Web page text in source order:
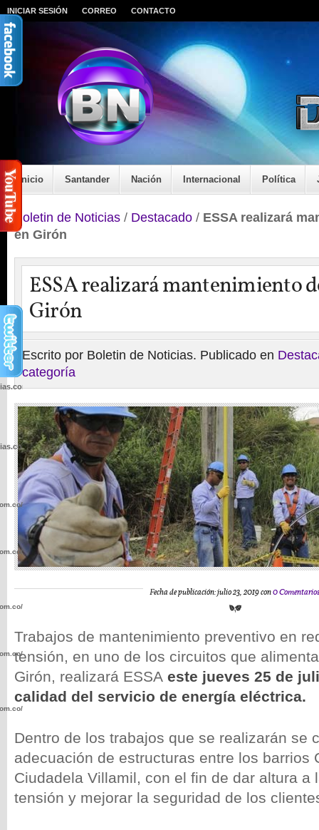
INICIAR SESIÓN CORREO CONTACTO
Inicio Santander Nación Internacional Política
Boletin de Noticias / Destacado / ESSA realizará
en Girón
ESSA realizará mantenimiento
Girón
Escrito por Boletin de Noticias. Publicado en
categoría
Fecha de publicación: julio 23, 2019 con0
Trabajos de mantenimiento preventivo en
tensión, en uno de los circuitos que
Girón, realizará ESSA este jueves 25 de
calidad del servicio de energía eléctrica.
Dentro de los trabajos que se realizarán se
adecuación de estructuras entre los barrios
Ciudadela Villamil, con el fin de dar altura a
tensión y mejorar la seguridad de los
wp-
wp-
wp-
wp-
wp-
wp-
wp-
wp-